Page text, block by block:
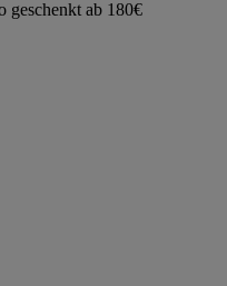
geschenkt ab 180€